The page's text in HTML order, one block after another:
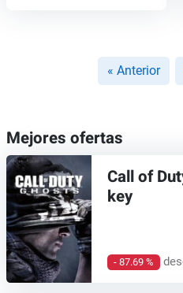
« Anterior
Mejores ofertas
Call of
key
- 87.69 %